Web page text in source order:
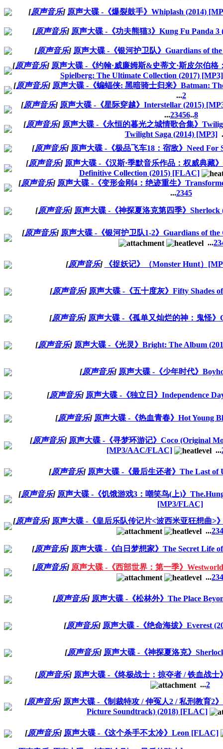
[原声音乐] 原声大碟 -《爆裂鼓手》Whiplash (2014)
[原声音乐] 原声大碟 -《功夫熊猫3》Kung Fu Panda
[原声音乐] 原声大碟 -《银河护卫队》Guardians of
[原声音乐] 原声大碟 -《约翰·威廉姆斯&史蒂文·斯皮尔伯
Spielberg: The Ultimate Collection (2017) [MP3]
[原声音乐] 原声大碟 -《蝙蝠侠: 黑暗骑士归来》Batman:
...2
[原声音乐] 原声大碟 -《星际穿越》Interstellar (2015)
...23456..8
[原声音乐] 原声大碟 -《永恒的暮光之城情歌合集》
Twilight Saga (2014) [MP3]
[原声音乐] 原声大碟 -《极品飞车18：宿敌》Need For
[原声音乐] 原声大碟 -《汉斯·季默音乐作品：权威典藏
Definitive Collection (2015) [FLAC]
[原声音乐] 原声大碟 -《变形金刚4：绝迹重生》
...2345
[原声音乐] 原声大碟 -《神探夏洛克第四季》
[原声音乐] 原声大碟 -《银河护卫队1-2》Guardians of the
...23
[原声音乐] 《捉妖记》（Monster Hunt）
[原声音乐] 原声大碟 -《五十度灰》Fifty Shades
[原声音乐] 原声大碟 -《孤单又灿烂的神：鬼怪》
[原声音乐] 原声大碟 -《光灵》Bright: The Album
[原声音乐] 原声大碟 -《少年时代》
[原声音乐] 原声大碟 -《独立日》Independence
[原声音乐] 原声大碟 -《热血青春》Hot Young
[原声音乐] 原声大碟 -《寻梦环游记》Coco (Original
[MP3/AAC/FLAC]
...
[原声音乐] 原声大碟 -《最后生还者》The Last of
[原声音乐] 原声大碟 -《饥饿游戏3：嘲笑鸟(上)》
[MP3/FLAC]
[原声音乐] 原声大碟 -《皇后乐队传记片<波西米亚狂想曲>
...234
[原声音乐] 原声大碟 -《白日梦想家》The Secret Life
[原声音乐] 原声大碟 -《西部世界：第一季》
...234
[原声音乐] 原声大碟 -《松林外》The Place
[原声音乐] 原声大碟 -《绝命海拔》Everest
[原声音乐] 原声大碟 -《神探夏洛克》
[原声音乐] 原声大碟 -《终极战士：掠夺者 / 铁血战
...2
[原声音乐] 原声大碟 -《制裁特攻 / 伸冤人2 / 私刑教育2
Picture Soundtrack) (2018) [FLAC]
[原声音乐] 原声大碟 -《这个杀手不太冷》Leon [FLAC]